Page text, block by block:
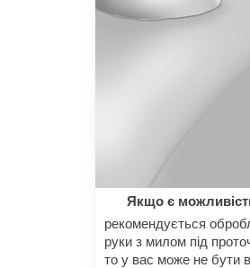
Якщо є
рекомендується
руки з милом під
то у вас може не бути